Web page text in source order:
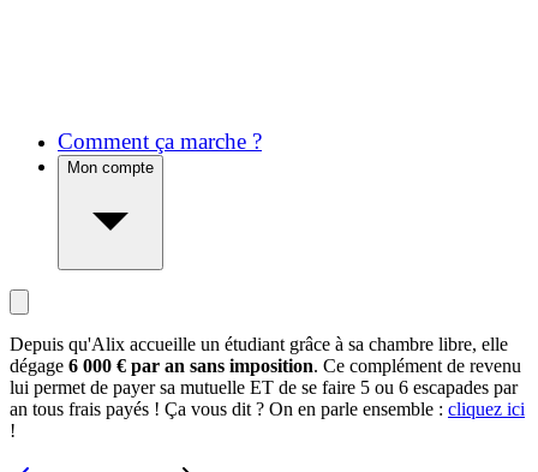
Comment ça marche ?
Mon compte
Depuis qu'Alix accueille un étudiant grâce à sa chambre libre, elle
dégage 6 000 € par an sans imposition. Ce complément de revenu
lui permet de payer sa mutuelle ET de se faire 5 ou 6 escapades par
an tous frais payés ! Ça vous dit ? On en parle ensemble : cliquez ici
!